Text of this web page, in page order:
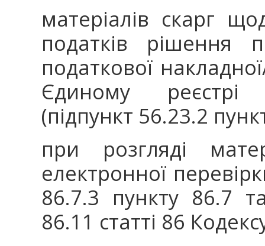
матеріалів скарг
податків рішення
податкової
Єдиному реєстрі
(підпункт 56.23.2
при розгляді
електронної
86.7.3 пункту 86.7
86.11 статті 86